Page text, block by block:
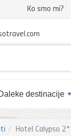
Ko smo mi?
destinacije
Hotel Calypso 2*